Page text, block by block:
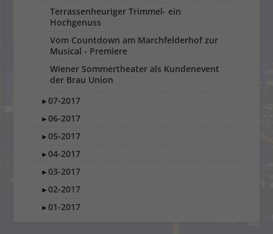
Terrassenheuriger Trimmel- ein
Hochgenuss
Vom Countdown am Marchfelderhof zur
Musical - Premiere
Wiener Sommertheater als Kundenevent
der Brau Union
►07-2017
►06-2017
►05-2017
►04-2017
►03-2017
►02-2017
►01-2017